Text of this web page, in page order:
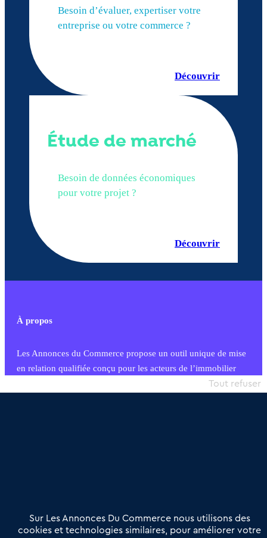
Besoin d’évaluer, expertiser votre
entreprise ou votre commerce ?
Découvrir
Étude de marché
Besoin de données économiques
pour votre projet ?
Découvrir
À propos
Les Annonces du Commerce propose un outil unique de mise
en relation qualifiée conçu pour les acteurs de l’immobilier
commercial et les collectivités territoriales, simple et intégrant
Offres Pro
Actualités
Qui sommes nous ?
Sur Les Annonces Du Commerce nous utilisons des
cookies et technologies similaires, pour améliorer votre
Tout refuser